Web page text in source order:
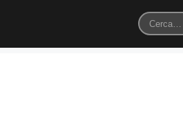
Cerca